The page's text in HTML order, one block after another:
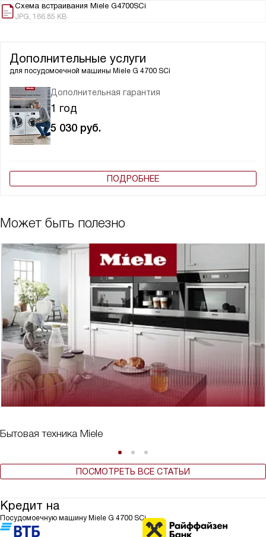
Схема встраивания Miele G4700SCi
JPG, 166.85 KB
Дополнительные услуги
для посудомоечной машины Miele G 4700 SCi
Дополнительная гарантия
1 год
5 030 руб.
ПОДРОБНЕЕ
Может быть полезно
Бытовая техника Miele
ПОСМОТРЕТЬ ВСЕ СТАТЬИ
Кредит на
Посудомоечную машину Miele G 4700 SCi